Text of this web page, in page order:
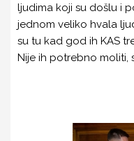
NAŠI LJUBIMCI
SLUŽBENI DOKUMENTI
ljudima koji su došlu i
jednom veliko hvala
su tu kad god ih KAS
Nije ih potrebno moliti,